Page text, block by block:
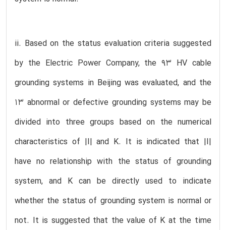
ii. Based on the status evaluation criteria suggested
by the Electric Power Company, the 93 HV cable
grounding systems in Beijing was evaluated, and the
13 abnormal or defective grounding systems may be
divided into three groups based on the numerical
characteristics of |I| and K. It is indicated that |I|
have no relationship with the status of grounding
system, and K can be directly used to indicate
whether the status of grounding system is normal or
not. It is suggested that the value of K at the time